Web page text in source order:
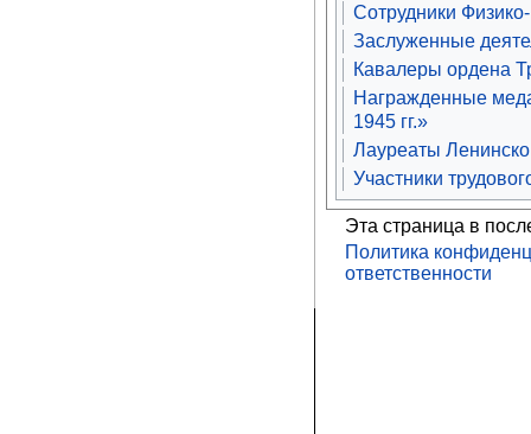
Сотрудники
Заслуженные
Кавалеры ордена
Награжденные
1945 гг.»
Лауреаты
Участники
Эта страница в
Политика
ответственности